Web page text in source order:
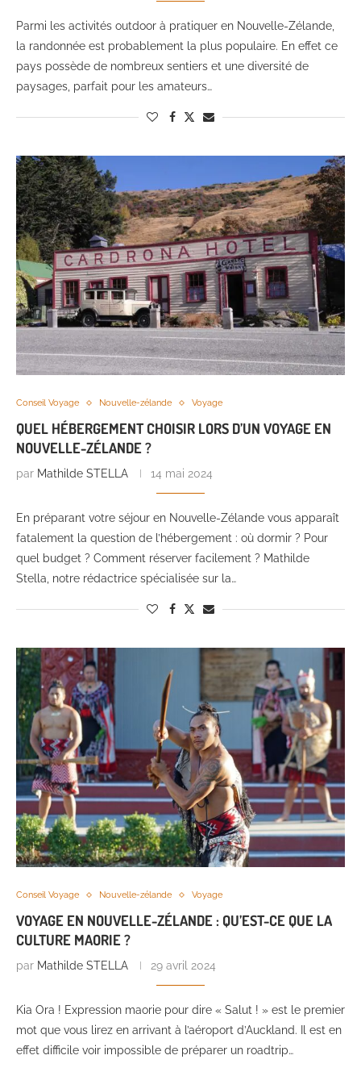
Parmi les activités outdoor à pratiquer en Nouvelle-Zélande,
la randonnée est probablement la plus populaire. En effet ce
pays possède de nombreux sentiers et une diversité de
paysages, parfait pour les amateurs…
Conseil Voyage Nouvelle-zélande Voyage
QUEL HÉBERGEMENT CHOISIR LORS D’UN VOYAGE EN
NOUVELLE-ZÉLANDE ?
par Mathilde STELLA 14 mai 2024
En préparant votre séjour en Nouvelle-Zélande vous apparaît
fatalement la question de l’hébergement : où dormir ? Pour
quel budget ? Comment réserver facilement ? Mathilde
Stella, notre rédactrice spécialisée sur la…
Conseil Voyage Nouvelle-zélande Voyage
VOYAGE EN NOUVELLE-ZÉLANDE : QU’EST-CE QUE LA
CULTURE MAORIE ?
par Mathilde STELLA 29 avril 2024
Kia Ora ! Expression maorie pour dire « Salut ! » est le premier
mot que vous lirez en arrivant à l’aéroport d’Auckland. Il est en
effet difficile voir impossible de préparer un roadtrip…